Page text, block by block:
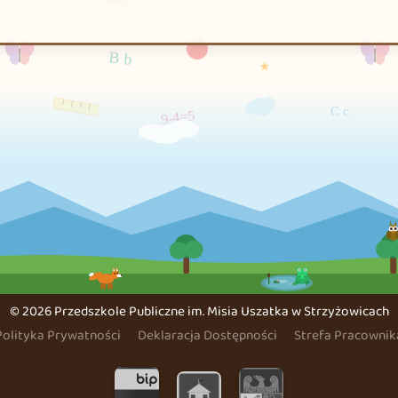
©2026 Przedszkole Publiczne im. Misia Uszatka w Strzyżowicach
Prywatności
Deklaracja Dostępności Strefa